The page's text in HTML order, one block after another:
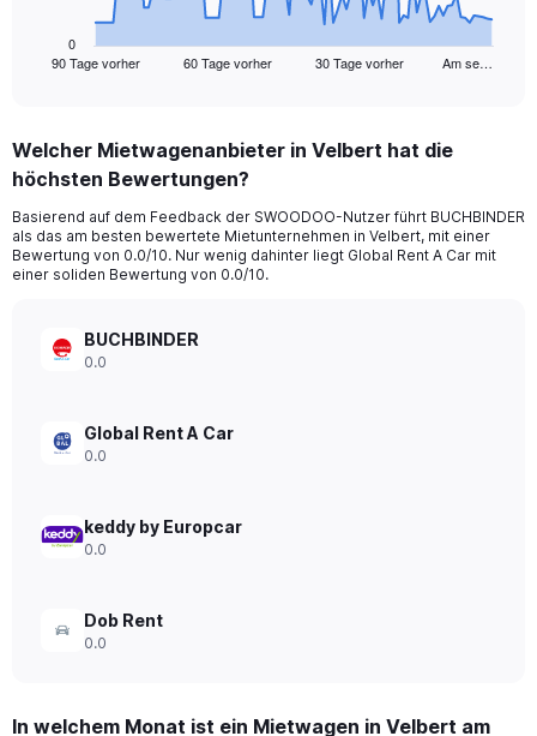
Range:
91
The
chart
has
axis
displaying
90 Tage vorher 60 Tage vorher 30 Tage vorher Am se…
0
End
Welcher Mietwagenanbieter in Velbert hat die
höchsten Bewertungen?
Basierend auf dem Feedback der SWOODOO-Nutzer führt BUCHBINDER
als das am besten bewertete Mietunternehmen in Velbert, mit einer
Bewertung von 0.0/10. Nur wenig dahinter liegt Global Rent A Car mit
einer soliden Bewertung von 0.0/10.
BUCHBINDER
0.0
Global Rent A Car
0.0
keddy by Europcar
0.0
Dob Rent
0.0
In welchem Monat ist ein Mietwagen in Velbert am